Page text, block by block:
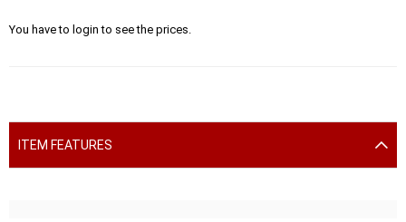
You have to login to see the prices.
ITEM FEATURES